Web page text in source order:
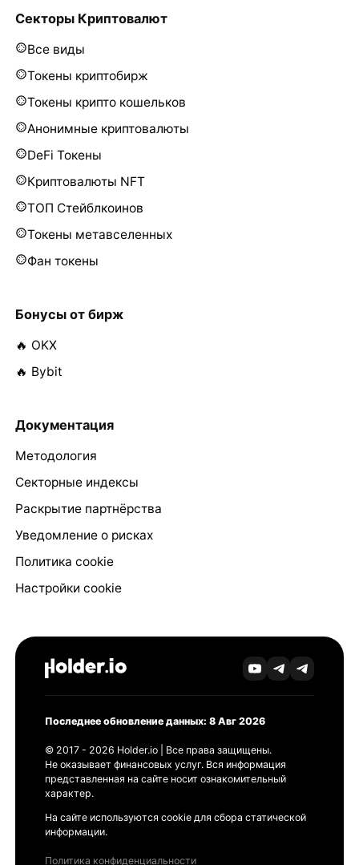
Секторы Криптовалют
Все виды
Токены криптобирж
Токены крипто кошельков
Анонимные криптовалюты
DeFi Токены
Криптовалюты NFT
ТОП Стейблкоинов
Токены метавселенных
Фан токены
Бонусы от бирж
🔥 OKX
🔥 Bybit
Документация
Методология
Секторные индексы
Раскрытие партнёрства
Уведомление о рисках
Политика cookie
Настройки cookie
Последнее обновление данных: 8 Авг 2026
© 2017 - 2026 Holder.io | Все права защищены.
Не оказывает финансовых услуг. Вся информация
представленная на сайте носит ознакомительный
характер.
На сайте используются cookie для сбора статической
информации.
Политика конфиденциальности